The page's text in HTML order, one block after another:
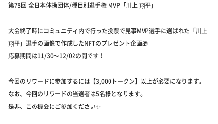
第78回 全日本体操団体/種目別選手権 MVP「川上 翔平」
大会終了時にコミュニティ内で行った投票で見事MVP選手に選ばれた「川上
翔平」選手の画像で作成したNFTのプレゼント企画🎁
応募期間は11/30〜12/02の間です！
今回のリワードに参加するには【3,000トークン】以上が必要になります。
なお、今回のリワードの当選者は5名様となります。
是非、この機会にご参加ください✨